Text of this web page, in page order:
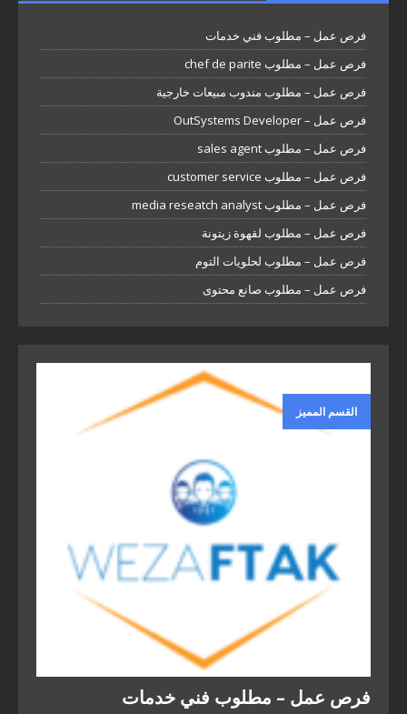
فرص عمل – مطلوب فني خدمات
فرص عمل – مطلوب chef de parite
فرص عمل – مطلوب مندوب مبيعات خارجية
فرص عمل – OutSystems Developer
فرص عمل – مطلوب sales agent
فرص عمل – مطلوب customer service
فرص عمل – مطلوب media reseatch analyst
فرص عمل – مطلوب لقهوة زيتونة
فرص عمل – مطلوب لحلويات التوم
فرص عمل – مطلوب صانع محتوى
القسم المميز
فرص عمل – مطلوب فني خدمات